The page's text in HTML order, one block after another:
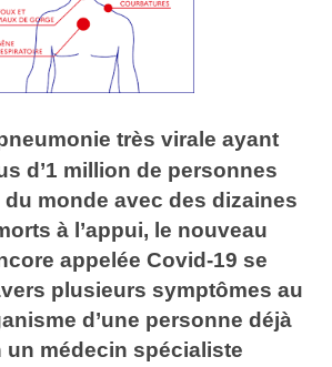
très virale ayant
d’1 million de personnes
monde avec des dizaines
à l’appui, le nouveau
appelée Covid-19 se
plusieurs symptômes au
d’une personne déjà
un médecin spécialiste